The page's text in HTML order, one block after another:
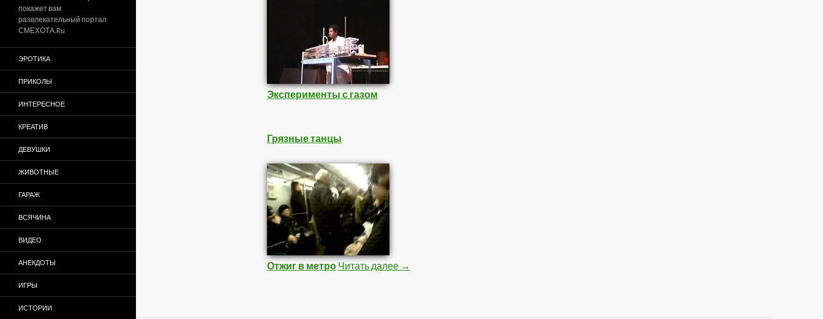
Эксперименты с газом
Грязные танцы
Отжиг в метро Читать далее Подборка Видео 2
→
покажет вам
развлекательный портал
СМЕХОТА.Ru
ЭРОТИКА
ПРИКОЛЫ
ИНТЕРЕСНОЕ
КРЕАТИВ
ДЕВУШКИ
ЖИВОТНЫЕ
ГАРАЖ
ВСЯЧИНА
ВИДЕО
АНЕКДОТЫ
ИГРЫ
ИСТОРИИ